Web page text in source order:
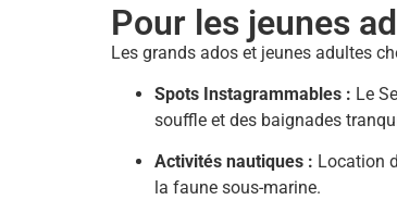
Pour les jeunes
Les grands ados et jeunes adultes
Spots Instagrammables : Le
souffle et des baignades
Activités nautiques : Location
la faune sous-marine.